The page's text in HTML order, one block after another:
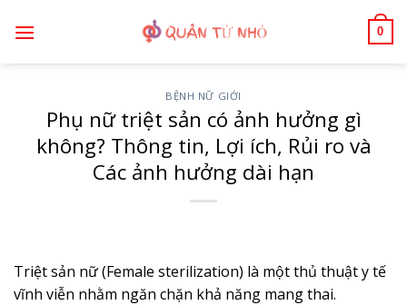
qua
0
BỆNH NỮ GIỚI
Phụ nữ triệt sản có ảnh hưởng gì
không? Thông tin, Lợi ích, Rủi ro và
Các ảnh hưởng dài hạn
Triệt sản nữ (Female sterilization) là một thủ thuật y tế
vĩnh viễn nhằm ngăn chặn khả năng mang thai.